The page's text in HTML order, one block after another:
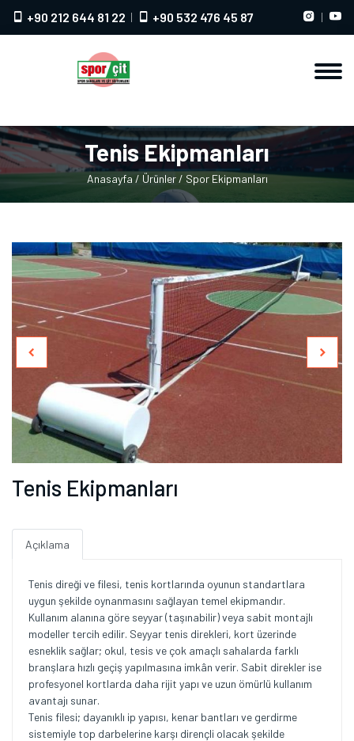
+90 212 644 81 22 +90 532 476 45 87
Tenis Ekipmanları
Anasayfa / Ürünler / Spor Ekipmanları
Tenis Ekipmanları
Açıklama
Tenis direği ve filesi, tenis kortlarında oyunun standartlara
uygun şekilde oynanmasını sağlayan temel ekipmandır.
Kullanım alanına göre seyyar (taşınabilir) veya sabit montajlı
modeller tercih edilir. Seyyar tenis direkleri, kort üzerinde
esneklik sağlar; okul, tesis ve çok amaçlı sahalarda farklı
branşlara hızlı geçiş yapılmasına imkân verir. Sabit direkler ise
profesyonel kortlarda daha rijit yapı ve uzun ömürlü kullanım
avantajı sunar.
Tenis filesi; dayanıklı ip yapısı, kenar bantları ve gerdirme
sistemiyle top darbelerine karşı dirençli olacak şekilde